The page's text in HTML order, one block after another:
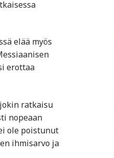
elää myös
erottaa
ratkaisu
nopeaan
ole poistunut
ihmisarvo ja